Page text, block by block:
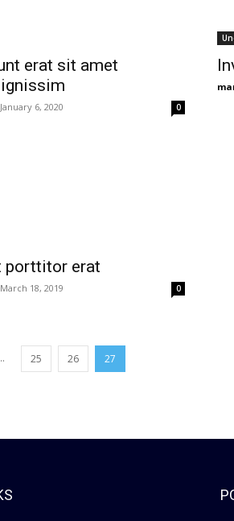
erat sit amet
January 6, 2020 0
porttitor erat
March 18, 2019 0
25 26 27